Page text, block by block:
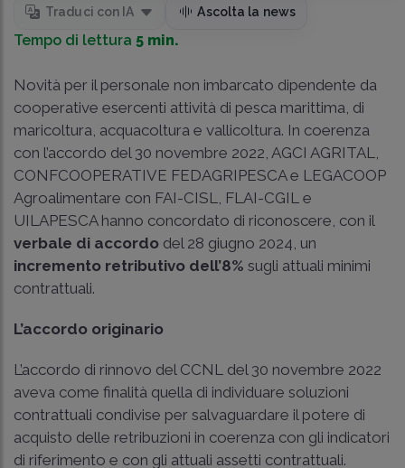
Traduci con IA Ascolta la news
Tempo di lettura 5 min.
Novità per il personale non imbarcato dipendente da
cooperative esercenti attività di pesca marittima, di
maricoltura, acquacoltura e vallicoltura. In coerenza
con l’accordo del 30 novembre 2022, AGCI AGRITAL,
CONFCOOPERATIVE FEDAGRIPESCA e LEGACOOP
Agroalimentare con FAI-CISL, FLAI-CGIL e
UILAPESCA hanno concordato di riconoscere, con il
verbale di accordo del 28 giugno 2024, un
incremento retributivo dell’8% sugli attuali minimi
contrattuali.
L’accordo originario
L’accordo di rinnovo del CCNL del 30 novembre 2022
aveva come finalità quella di individuare soluzioni
contrattuali condivise per salvaguardare il potere di
acquisto delle retribuzioni in coerenza con gli indicatori
di riferimento e con gli attuali assetti contrattuali.